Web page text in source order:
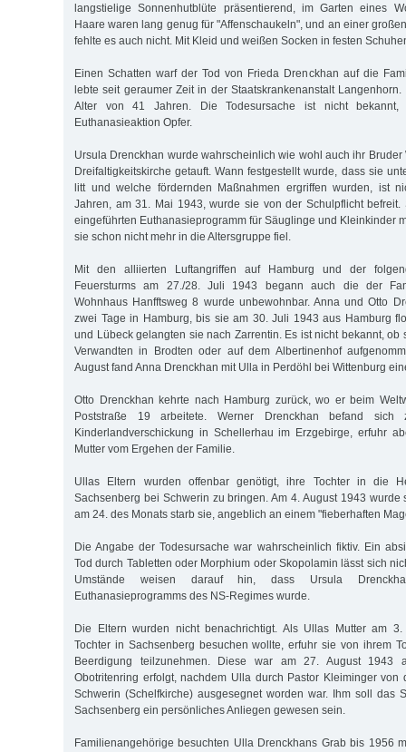
langstielige Sonnenhutblüte präsentierend, im Garten eines
Haare waren lang genug für "Affenschaukeln", und an einer
fehlte es auch nicht. Mit Kleid und weißen Socken in festen
Einen Schatten warf der Tod von Frieda Drenckhan auf die
lebte seit geraumer Zeit in der Staatskrankenanstalt
Alter von 41 Jahren. Die Todesursache ist nicht
Euthanasieaktion Opfer.
Ursula Drenckhan wurde wahrscheinlich wie wohl auch ihr Bruder
Dreifaltigkeitskirche getauft. Wann festgestellt wurde, dass sie
litt und welche fördernden Maßnahmen ergriffen wurden, ist
Jahren, am 31. Mai 1943, wurde sie von der Schulpflicht
eingeführten Euthanasieprogramm für Säuglinge und Kleinkinder
sie schon nicht mehr in die Altersgruppe fiel.
Mit den alliierten Luftangriffen auf Hamburg und der
Feuersturms am 27./28. Juli 1943 begann auch die der
Wohnhaus Hanfftsweg 8 wurde unbewohnbar. Anna und Otto
zwei Tage in Hamburg, bis sie am 30. Juli 1943 aus Hamburg
und Lübeck gelangten sie nach Zarrentin. Es ist nicht bekannt, ob
Verwandten in Brodten oder auf dem Albertinenhof
August fand Anna Drenckhan mit Ulla in Perdöhl bei Wittenburg
Otto Drenckhan kehrte nach Hamburg zurück, wo er beim
Poststraße 19 arbeitete. Werner Drenckhan befand
Kinderlandverschickung in Schellerhau im Erzgebirge, erfuhr
Mutter vom Ergehen der Familie.
Ullas Eltern wurden offenbar genötigt, ihre Tochter in die
Sachsenberg bei Schwerin zu bringen. Am 4. August 1943 wurde
am 24. des Monats starb sie, angeblich an einem "fieberhaften
Die Angabe der Todesursache war wahrscheinlich fiktiv. Ein
Tod durch Tabletten oder Morphium oder Skopolamin lässt sich
Umstände weisen darauf hin, dass Ursula
Euthanasieprogramms des NS-Regimes wurde.
Die Eltern wurden nicht benachrichtigt. Als Ullas Mutter am
Tochter in Sachsenberg besuchen wollte, erfuhr sie von ihrem
Beerdigung teilzunehmen. Diese war am 27. August 1943
Obotritenring erfolgt, nachdem Ulla durch Pastor Kleiminger von
Schwerin (Schelfkirche) ausgesegnet worden war. Ihm soll das
Sachsenberg ein persönliches Anliegen gewesen sein.
Familienangehörige besuchten Ulla Drenckhans Grab bis 1956